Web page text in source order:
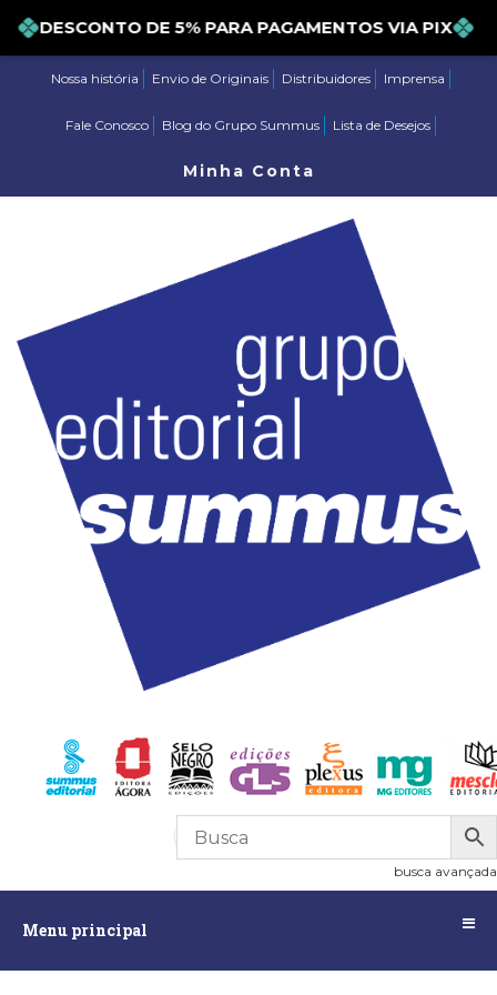
DESCONTO DE 5% PARA PAGAMENTOS VIA PIX
Nossa história Envio de Originais Distribuidores Imprensa
Fale Conosco Blog do Grupo Summus Lista de Desejos
Minha Conta
R$0,00
busca avançada
Menu principal
principalAssuntos